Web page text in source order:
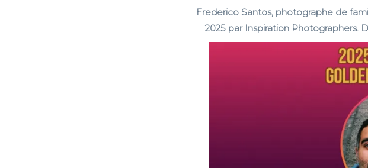
Frederico Santos, photographe de
2025 par Inspiration Photographers.